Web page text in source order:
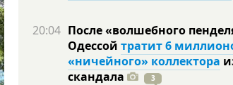
20:04 После «волшебного
Одессой тратит 6
«ничейного» коллектора
скандала
3